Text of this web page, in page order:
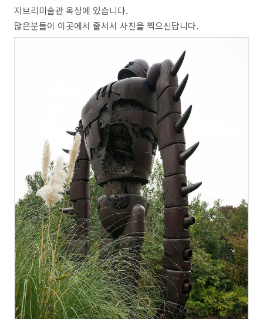
지브리미술관 옥상에 있습니다.
많은분들이 이곳에서 줄서서 사진을 찍으신답니다.